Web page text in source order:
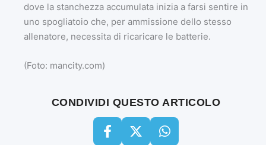
dove la stanchezza accumulata inizia a farsi sentire in
uno spogliatoio che, per ammissione dello stesso
allenatore, necessita di ricaricare le batterie.
(Foto: mancity.com)
CONDIVIDI QUESTO ARTICOLO